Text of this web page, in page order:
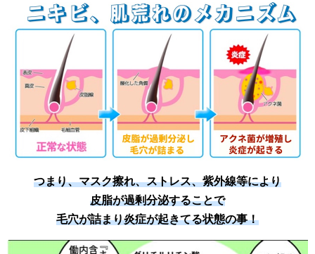
つまり、マスク擦れ、ストレス、紫外線等により
皮脂が過剰分泌することで
毛穴が詰まり炎症が起きてる状態の事！